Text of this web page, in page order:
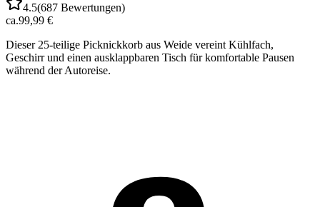
4.5(687 Bewertungen)
ca.99,99 €
Dieser 25-teilige Picknickkorb aus Weide vereint Kühlfach,
Geschirr und einen ausklappbaren Tisch für komfortable Pausen
während der Autoreise.